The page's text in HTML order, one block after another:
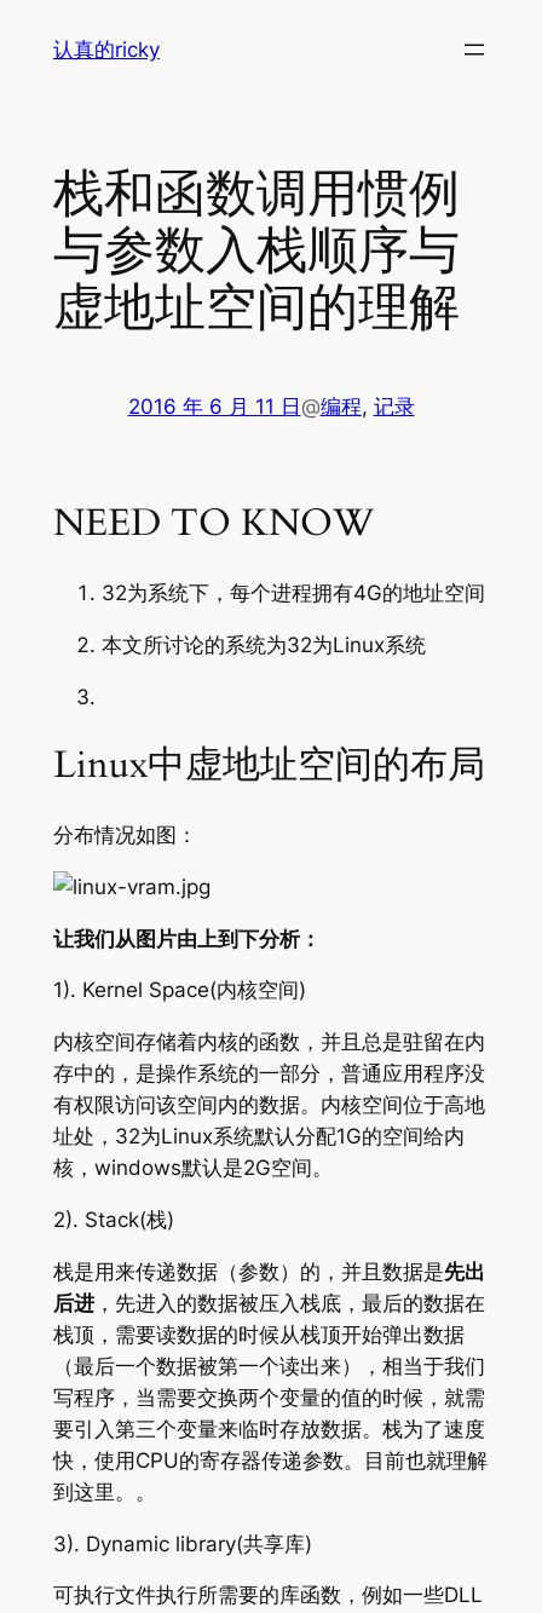
认真的ricky
栈和函数调用惯例
与参数入栈顺序与
虚地址空间的理解
2016 年 6 月 11 日 @编程, 记录
NEED TO KNOW
32为系统下，每个进程拥有4G的地址空间
本文所讨论的系统为32为Linux系统
Linux中虚地址空间的布局
分布情况如图：
让我们从图片由上到下分析：
1). Kernel Space(内核空间)
内核空间存储着内核的函数，并且总是驻留在内
存中的，是操作系统的一部分，普通应用程序没
有权限访问该空间内的数据。内核空间位于高地
址处，32为Linux系统默认分配1G的空间给内
核，windows默认是2G空间。
2). Stack(栈)
栈是用来传递数据（参数）的，并且数据是先出
后进，先进入的数据被压入栈底，最后的数据在
栈顶，需要读数据的时候从栈顶开始弹出数据
（最后一个数据被第一个读出来），相当于我们
写程序，当需要交换两个变量的值的时候，就需
要引入第三个变量来临时存放数据。栈为了速度
快，使用CPU的寄存器传递参数。目前也就理解
到这里。。
3). Dynamic library(共享库)
可执行文件执行所需要的库函数，例如一些DLL